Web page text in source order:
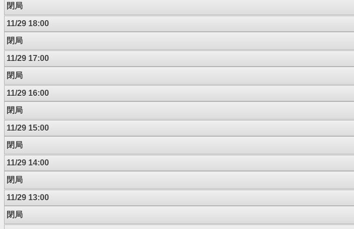
閉局
11/29 18:00
閉局
11/29 17:00
閉局
11/29 16:00
閉局
11/29 15:00
閉局
11/29 14:00
閉局
11/29 13:00
閉局